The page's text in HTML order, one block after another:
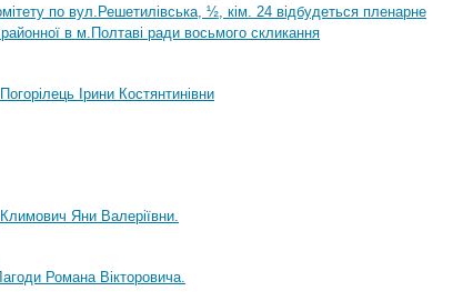
по вул.Решетилівська, ½, кім. 24 відбудеться пленарне
районної в м.Полтаві ради восьмого скликання
Ірини Костянтинівни
Яни Валеріївни.
Романа Вікторовича.